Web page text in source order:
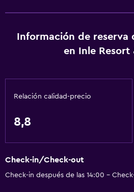
Secador de pelo
Lavandería
Bicicletas
General
Espacio de almacenamiento
Información de reserva
en Inle Resort
Relación calidad-precio
8,8
Check-in/Check-out
Check-in después de las 14:00 -